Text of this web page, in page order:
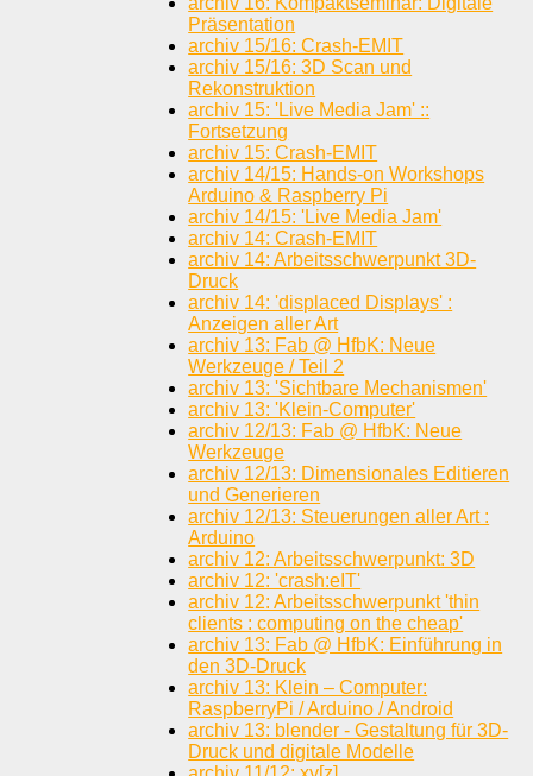
Präsentation
archiv 15/16: Crash-EMIT
archiv 15/16: 3D Scan und
Rekonstruktion
archiv 15: 'Live Media Jam' ::
Fortsetzung
archiv 15: Crash-EMIT
archiv 14/15: Hands-on Workshops
Arduino & Raspberry Pi
archiv 14/15: 'Live Media Jam'
archiv 14: Crash-EMIT
archiv 14: Arbeitsschwerpunkt 3D-
Druck
archiv 14: 'displaced Displays' :
Anzeigen aller Art
archiv 13: Fab @ HfbK: Neue
Werkzeuge / Teil 2
archiv 13: 'Sichtbare Mechanismen'
archiv 13: 'Klein-Computer'
archiv 12/13: Fab @ HfbK: Neue
Werkzeuge
archiv 12/13: Dimensionales Editieren
und Generieren
archiv 12/13: Steuerungen aller Art :
Arduino
archiv 12: Arbeitsschwerpunkt: 3D
archiv 12: 'crash:eIT'
archiv 12: Arbeitsschwerpunkt 'thin
clients : computing on the cheap'
archiv 13: Fab @ HfbK: Einführung in
den 3D-Druck
archiv 13: Klein – Computer:
RaspberryPi / Arduino / Android
archiv 13: blender - Gestaltung für 3D-
Druck und digitale Modelle